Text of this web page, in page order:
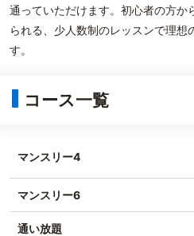
通っていただけます。初心者の方か
られる、少人数制のレッスンで理想
す。
コース一覧
マンスリー4
マンスリー6
通い放題